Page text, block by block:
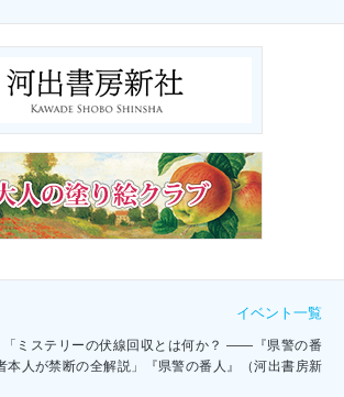
イベント一覧
「ミステリーの伏線回収とは何か？ ――『県警の番
本人が禁断の全解説」『県警の番人』（河出書房新